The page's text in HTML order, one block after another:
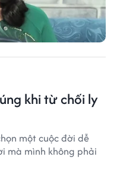
khi từ chối ly
một cuộc đời dễ
mà mình không phải